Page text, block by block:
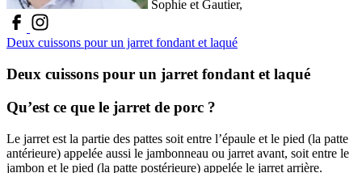
Sophie et Gautier,
Deux cuissons pour un jarret fondant et laqué
Deux cuissons pour un jarret fondant et laqué
Qu’est ce que le jarret de porc ?
Le jarret est la partie des pattes soit entre l’épaule et le pied (la patte
antérieure) appelée aussi le jambonneau ou jarret avant, soit entre le
jambon et le pied (la patte postérieure) appelée le jarret arrière.